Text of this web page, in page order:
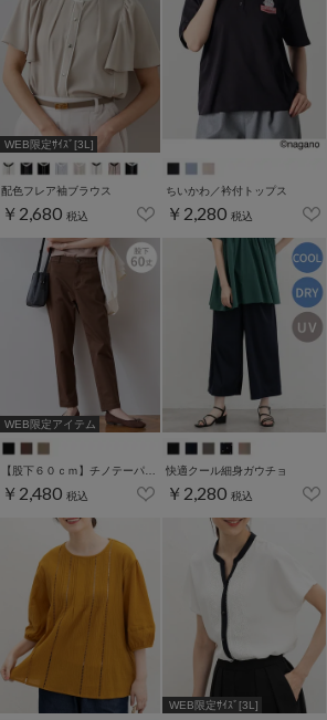
WEB限定ｻｲｽﾞ[3L]
配色フレア袖ブラウス
￥2,680 税込
ちいかわ／衿付トップス
￥2,280 税込
WEB限定アイテム
【股下６０ｃｍ】チノテーパード(股下60/63/66/69cm展開)
￥2,480 税込
快適クール細身ガウチョ
￥2,280 税込
WEB限定ｻｲｽﾞ[3L]